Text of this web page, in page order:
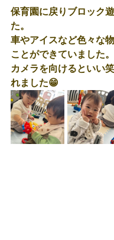
保育園に戻りブロック
た。
車やアイスなど色々な
ことができていました。
カメラを向けるといい
れました😁